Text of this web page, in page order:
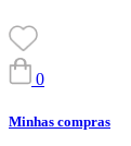
0
Minhas compras